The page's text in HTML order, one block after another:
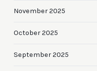
November 2025
October 2025
September 2025